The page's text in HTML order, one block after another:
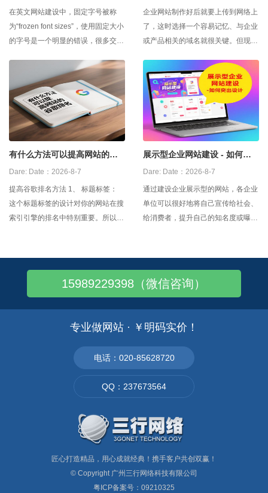
在英文网站建设中，固定字号被称
为“frozen font sizes”，使用固定大小
的字号是一个明显的错误，很多交互
对字号是比较正确，于是，中文网站
的文字也被设计成了相对字号。这种
做法主要集中在英文网站的中文版的
设计中。然而对于中文，相对字号却
不如预想的那么好。
企业网站制作好后就要上传到网络上
了，这时选择一个容易记忆、与企业
或产品相关的域名就很关键。但现在
到既容易记忆又符合自身特点的域
名，这时就要有一个侧重点，首先网
站的域名要容易记忆，但不要陷入容
易记忆的域名必须简单，要由尽可能
少的字符组成或使用容易记忆的重复
符号
有什么方法可以提高网站的谷
歌排名
Dare: Date：2026-8-7
提高谷歌排名方法 1、 标题标签：
这个标题标签的设计对你的网站在搜
索引引擎的排名中特别重要。所以，
排名方法 2、 内容标签：
展示型企业网站建设 - 如何突
出设计
Dare: Date：2026-8-7
通过建设企业展示型的网站，各企业
单位可以很好地将自己宣传给社会、
给消费者，提升自己的知名度或曝光
的门户网站及淘宝式的商城网站是截
15989229398（微信咨询）
专业做网站 · ￥明码实价！
电话：020-85628720
QQ：237673564
匠心打造精品，用心成就经典！携手客户共创双赢！
© Copyright 广州三行网络科技有限公司
粤ICP备案号：09210325